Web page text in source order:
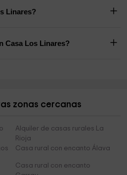
Linares?
Casa Los Linares?
zonas cercanas
Alquiler de casas rurales La
Rioja
Casa rural con encanto Álava
Casa rural con encanto